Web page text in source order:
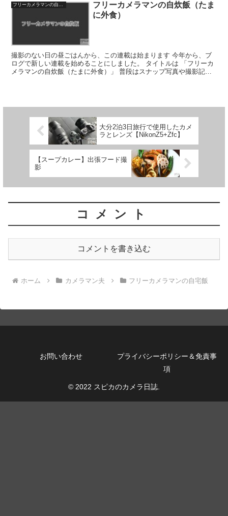
フリーカメラマンの自宅飯
フリーカメラマンの自炊飯（たま
に外食）
撮影のない日の昼ごはんから、この連載は始まります 今年から、ブ
ログで新しい連載を始めることにしました。 タイトルは 「フリーカ
メラマンの自炊飯（たまに外食）」 普段はスナップ写真や撮影記録
大分2泊3日旅行で使用したカメ
ラとレンズ【NikonZ5+Zfc】
【スープカレー】出張フード撮
影
コメント
コメントを書き込む
ホーム カメラマン夫 フリーカメラマンの自宅飯
お問い合わせ
プライバシーポリシー＆免責事
項
© 2022 スピカのカメラ日誌.